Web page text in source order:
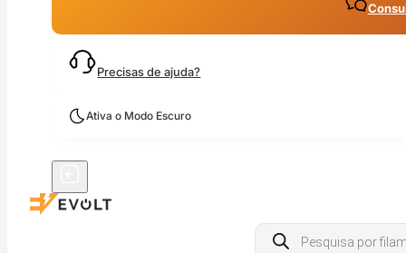
Precisas de ajuda?
Ativa o Modo Escuro
Products
search